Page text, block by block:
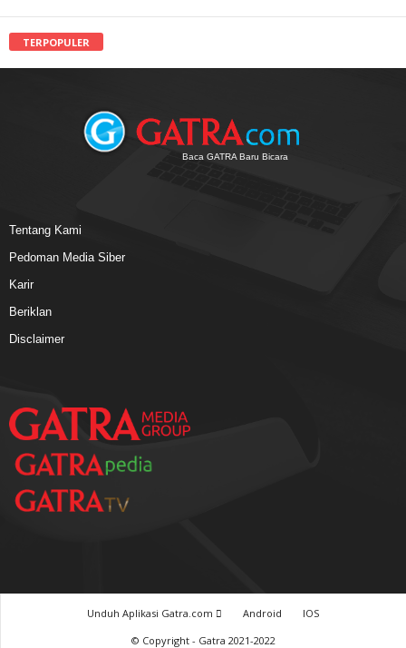
TERPOPULER
Baca GATRA Baru Bicara
Tentang Kami
Pedoman Media Siber
Karir
Beriklan
Disclaimer
Unduh Aplikasi Gatra.com Android
IOS
© Copyright - Gatra 2021-2022